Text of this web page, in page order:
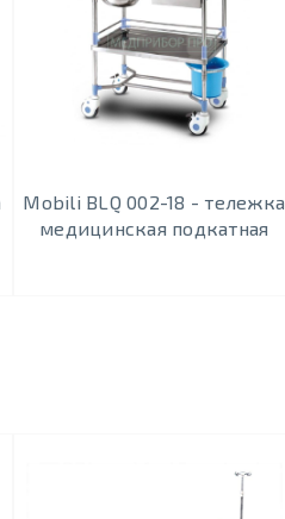
Mobili BLQ 002-18 - тележка
медицинская подкатная